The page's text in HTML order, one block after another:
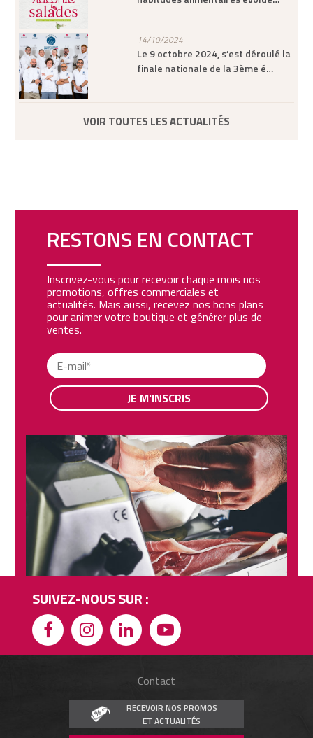
14/10/2024
Le 9 octobre 2024, s’est déroulé la
finale nationale de la 3ème é…
VOIR TOUTES LES ACTUALITÉS
RESTONS EN CONTACT
Inscrivez-vous pour recevoir chaque mois nos
promotions, offres commerciales et
actualités. Mais aussi, recevez nos bons plans
pour animer votre boutique et générer plus de
ventes.
JE M'INSCRIS
SUIVEZ-NOUS SUR :
Contact
RECEVOIR NOS PROMOS
ET ACTUALITÉS